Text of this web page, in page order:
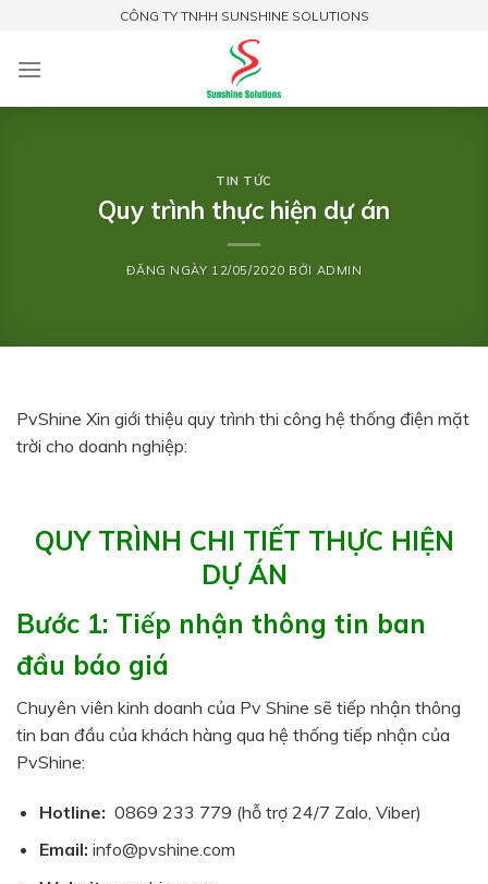
content
CÔNG TY TNHH SUNSHINE SOLUTIONS
TIN TỨC
Quy trình thực hiện dự án
ĐĂNG NGÀY 12/05/2020 BỞI ADMIN
PvShine Xin giới thiệu quy trình thi công hệ thống điện mặt
trời cho doanh nghiệp:
QUY TRÌNH CHI TIẾT THỰC HIỆN
DỰ ÁN
Bước 1: Tiếp nhận thông tin ban
đầu báo giá
Chuyên viên kinh doanh của Pv Shine sẽ tiếp nhận thông
tin ban đầu của khách hàng qua hệ thống tiếp nhận của
PvShine:
Hotline: 0869 233 779 (hỗ trợ 24/7 Zalo, Viber)
Email: info@pvshine.com